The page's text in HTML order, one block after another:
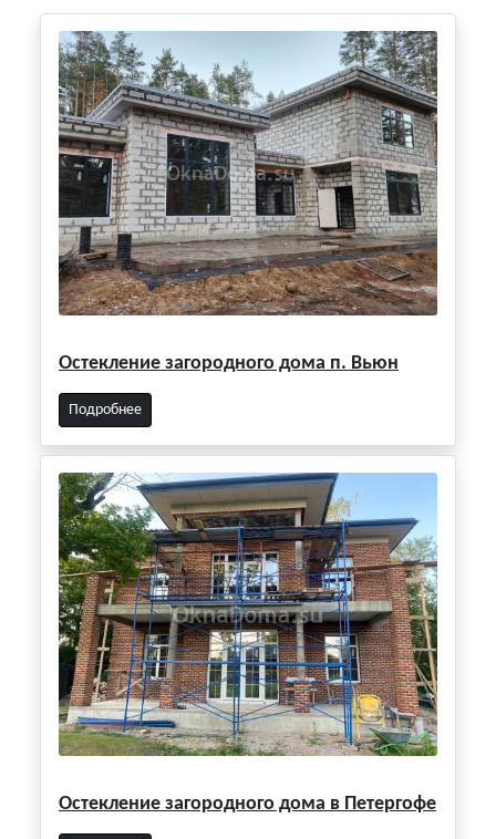
Остекление загородного дома п. Вьюн
Подробнее
Остекление загородного дома в Петергофе